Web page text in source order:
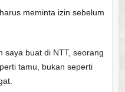
meminta izin sebelum
saya buat di NTT, seorang
tamu, bukan seperti